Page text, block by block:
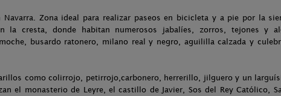
Navarra. Zona ideal para realizar paseos en bicicleta y a pie por la
la cresta, donde habitan numerosos jabalíes, zorros, tejones y
busardo ratonero, milano real y negro, aguililla calzada y
como colirrojo, petirrojo,carbonero, herrerillo, jilguero y un
el monasterio de Leyre, el castillo de Javier, Sos del Rey Católico,